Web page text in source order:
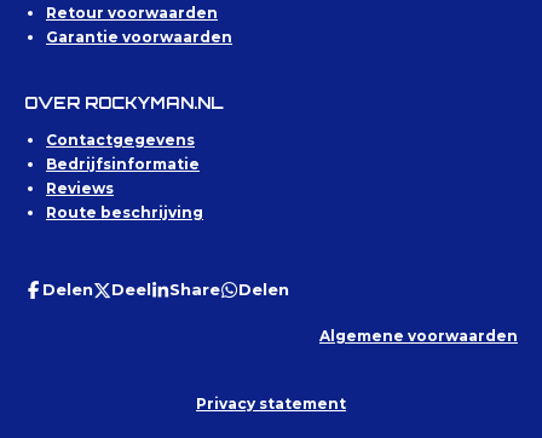
Retour voorwaarden
Garantie voorwaarden
OVER ROCKYMAN.NL
Contactgegevens
Bedrijfsinformatie
Reviews
Route beschrijving
Delen Deel Share Delen
Algemene voorwaarden
Privacy statement